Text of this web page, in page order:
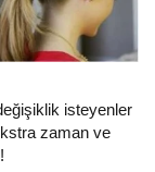
isteyenler
zaman ve